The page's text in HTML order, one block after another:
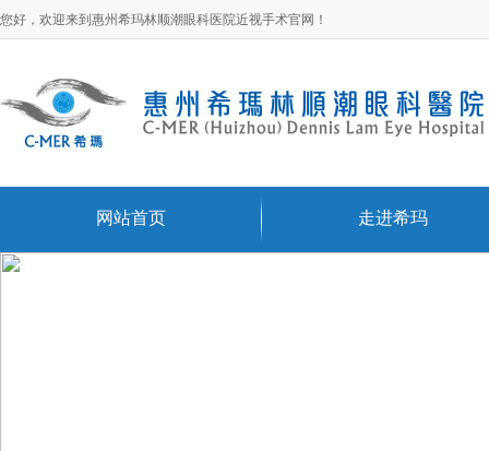
您好，欢迎来到惠州希玛林顺潮眼科医院近视手术官网！
网站首页 走进希玛